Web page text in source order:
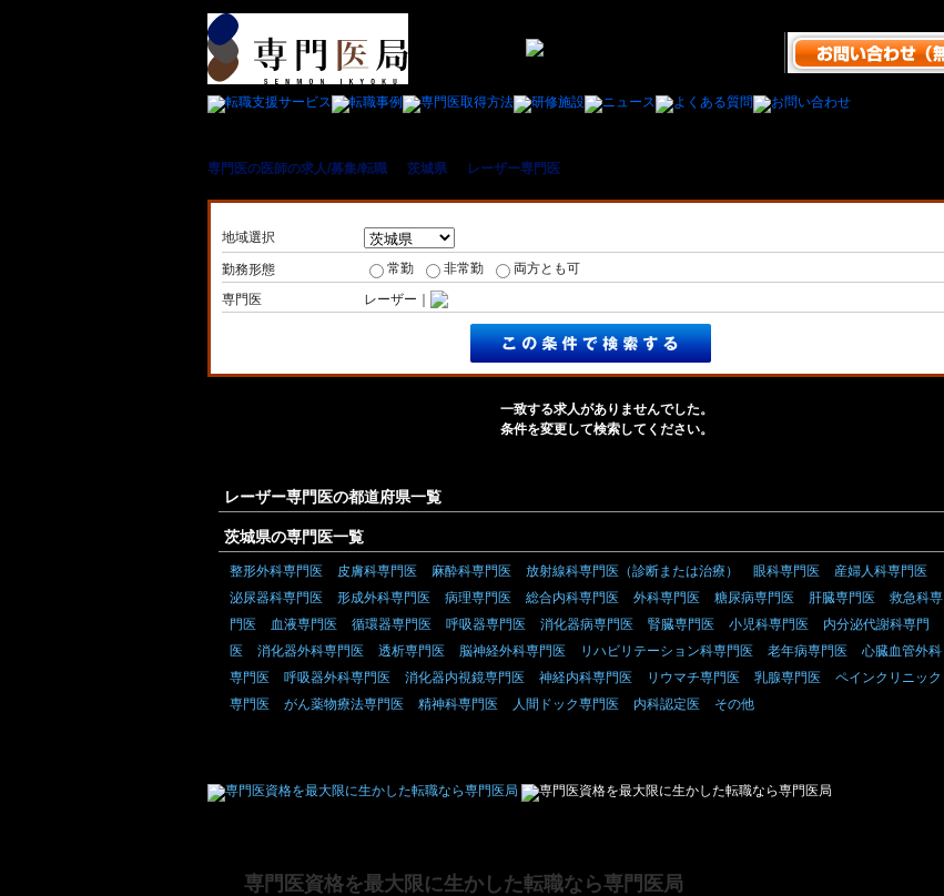
専門医の医師の求人/募集/転職 茨城県 レーザー専門医
地域選択
勤務形態 常勤 非常勤
両方とも可
専門医
レーザー｜
一致する求人がありませんでした。
条件を変更して検索してください。
レーザー専門医の都道府県一覧
茨城県の専門医一覧
整形外科専門医 皮膚科専門医 麻酔科専門医 放射線科専門医（診断または治療） 眼科専門医
産婦人科専門医
泌尿器科専門医
形成外科専門医 病理専門医 総合内科専門医 外科専門医 糖尿病専門医 肝臓専門医
救急科専
門医
血液専門医 循環器専門医 呼吸器専門医 消化器病専門医 腎臓専門医 小児科専門医
内分泌代謝科専門
医
消化器外科専門医 透析専門医 脳神経外科専門医 リハビリテーション科専門医 老年病専門医
心臓血管外科
専門医
呼吸器外科専門医 消化器内視鏡専門医 神経内科専門医 リウマチ専門医 乳腺専門医
ペインクリニック
専門医
がん薬物療法専門医 精神科専門医 人間ドック専門医 内科認定医 その他
専門医資格を最大限に生かした転職なら専門医局